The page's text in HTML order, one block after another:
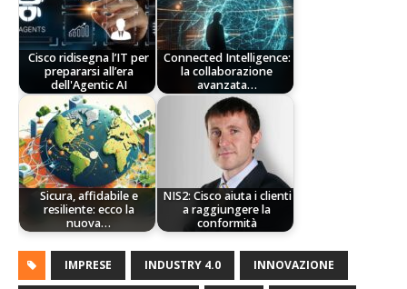
Cisco ridisegna l’IT per
prepararsi all’era
dell'Agentic AI
Connected Intelligence:
la collaborazione
avanzata…
Sicura, affidabile e
resiliente: ecco la
nuova…
NIS2: Cisco aiuta i clienti
a raggiungere la
conformità
IMPRESE INDUSTRY 4.0 INNOVAZIONE